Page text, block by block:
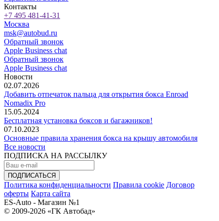
Контакты
+7 495 481-41-31
Москва
msk@autobud.ru
Обратный звонок
Apple Business chat
Обратный звонок
Apple Business chat
Новости
02.07.2026
Добавить отпечаток пальца для открытия бокса Enroad
Nomadix Pro
15.05.2024
Бесплатная установка боксов и багажников!
07.10.2023
Основные правила хранения бокса на крышу автомобиля
Все новости
ПОДПИСКА НА РАССЫЛКУ
Политика конфиденциальности Правила cookie Договор
оферты Карта сайта
ES-Auto - Магазин №1
© 2009-2026 «ГК Автобад»